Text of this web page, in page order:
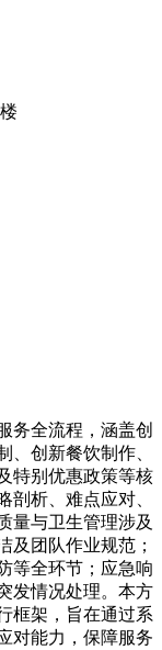
务全流程，涵盖创
、创新餐饮制作、
特别优惠政策等核
剖析、难点应对、
量与卫生管理涉及
及团队作业规范；
等全环节；应急响
发情况处理。本方
框架，旨在通过系
对能力，保障服务